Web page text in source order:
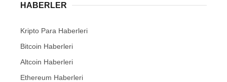
HABERLER
Kripto Para Haberleri
Bitcoin Haberleri
Altcoin Haberleri
Ethereum Haberleri